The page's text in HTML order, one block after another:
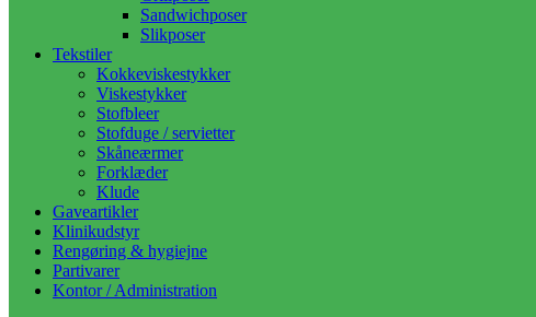
Sandwichposer
Slikposer
Tekstiler
Kokkeviskestykker
Viskestykker
Stofbleer
Stofduge / servietter
Skåneærmer
Forklæder
Klude
Gaveartikler
Klinikudstyr
Rengøring & hygiejne
Partivarer
Kontor / Administration